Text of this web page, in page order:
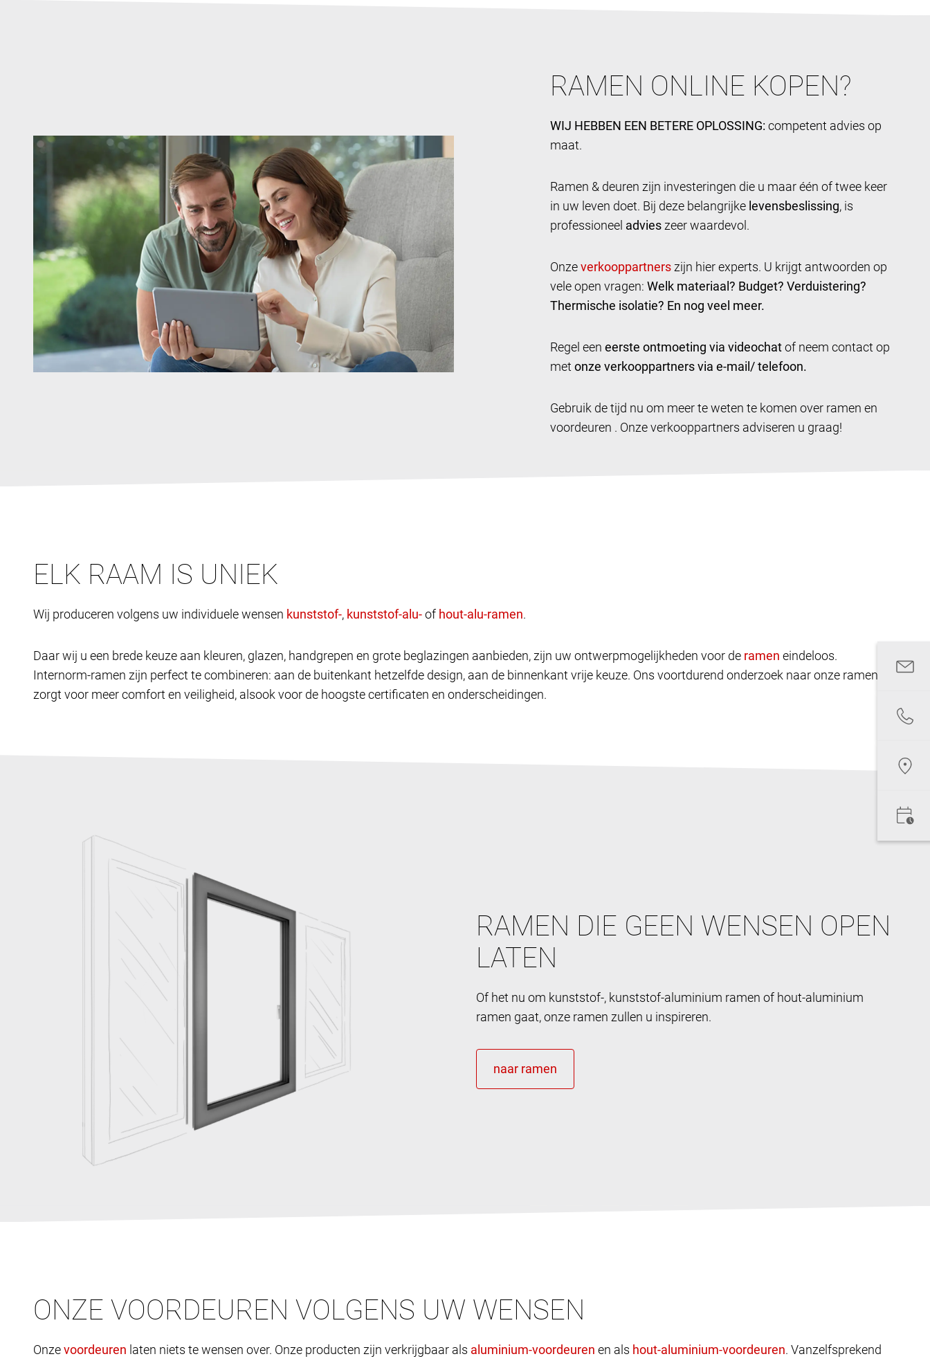
RAMEN ONLINE KOPEN?
WIJ HEBBEN EEN BETERE OPLOSSING: competent advies op
maat.
Ramen & deuren zijn investeringen die u maar één of twee keer
in uw leven doet. Bij deze belangrijke levensbeslissing, is
professioneel advieszeer waardevol.
Onze
zijn hier experts. U krijgt antwoorden op
vele open vragen: Welk materiaal? Budget? Verduistering?
Thermische isolatie? En nog veel meer.
Regel een eerste ontmoeting via videochatof neem contact op
met onze verkooppartners via e-mail/ telefoon.
Gebruik de tijd nu om meer te weten te komen over ramen en
voordeuren . Onze verkooppartners adviseren u graag!
ELK RAAM IS UNIEK
Wij produceren volgens uw individuele wensen , of .
Daar wij u een brede keuze aan kleuren, glazen, handgrepen en grote beglazingen aanbieden, zijn uw ontwerpmogelijkheden voor de
eindeloos.
Internorm-ramen zijn perfect te combineren: aan de buitenkant hetzelfde design, aan de binnenkant vrije keuze. Ons voortdurend onderzoek naar onze ramen
zorgt voor meer comfort en veiligheid, alsook voor de hoogste certificaten en onderscheidingen.
RAMEN DIE GEEN WENSEN OPEN
LATEN
Of het nu om kunststof-, kunststof-aluminium ramen of hout-aluminium
ramen gaat, onze ramen zullen u inspireren.
ONZE VOORDEUREN VOLGENS UW WENSEN
Onze laten niets te wensen over. Onze producten zijn verkrijgbaar als en als
. Vanzelfsprekend